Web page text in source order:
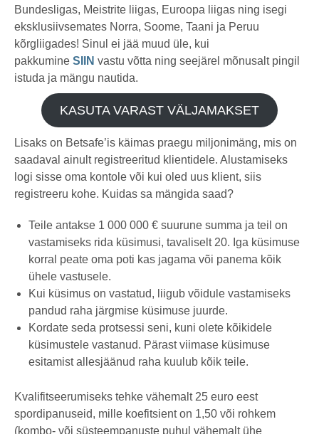
Bundesligas, Meistrite liigas, Euroopa liigas ning isegi
eksklusiivsemates Norra, Soome, Taani ja Peruu
kõrgliigades! Sinul ei jää muud üle, kui
pakkumine SIIN vastu võtta ning seejärel mõnusalt pingil
istuda ja mängu nautida.
KASUTA VARAST VÄLJAMAKSET
Lisaks on Betsafe’is käimas praegu miljonimäng, mis on
saadaval ainult registreeritud klientidele. Alustamiseks
logi sisse oma kontole või kui oled uus klient, siis
registreeru kohe. Kuidas sa mängida saad?
Teile antakse 1 000 000 € suurune summa ja teil on
vastamiseks rida küsimusi, tavaliselt 20. Iga küsimuse
korral peate oma poti kas jagama või panema kõik
ühele vastusele.
Kui küsimus on vastatud, liigub võidule vastamiseks
pandud raha järgmise küsimuse juurde.
Kordate seda protsessi seni, kuni olete kõikidele
küsimustele vastanud. Pärast viimase küsimuse
esitamist allesjäänud raha kuulub kõik teile.
Kvalifitseerumiseks tehke vähemalt 25 euro eest
spordipanuseid, mille koefitsient on 1,50 või rohkem
(kombo- või süsteempanuste puhul vähemalt ühe